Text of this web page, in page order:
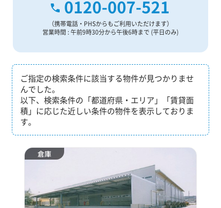
0120-007-521
（携帯電話・PHSからもご利用いただけます）
営業時間 : 午前9時30分から午後6時まで (平日のみ)
ご指定の検索条件に該当する物件が見つかりませ
んでした。
以下、検索条件の「都道府県・エリア」「賃貸面
積」に応じた近しい条件の物件を表示しておりま
す。
倉庫